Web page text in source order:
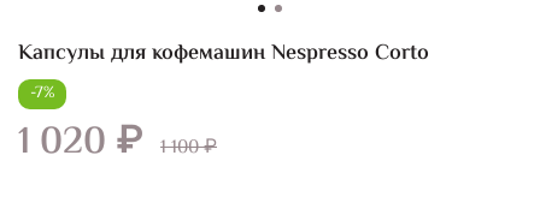
Капсулы для кофемашин Nespresso Corto
-7%
1 020 ₽ 1 100 ₽